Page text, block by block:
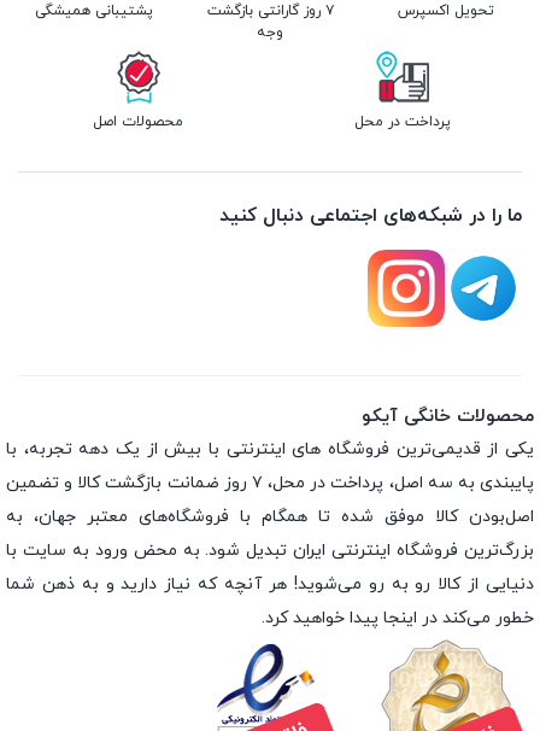
تحویل اکسپرس
۷ روز گارانتی بازگشت
وجه
پشتیبانی همیشگی
پرداخت در محل محصولات اصل
ما را در شبکه‌های اجتماعی دنبال کنید
محصولات خانگی آیکو
یکی از قدیمی‌ترین فروشگاه های اینترنتی با بیش از یک دهه تجربه، با
پایبندی به سه اصل، پرداخت در محل، ۷ روز ضمانت بازگشت کالا و تضمین
اصل‌بودن کالا موفق شده تا همگام با فروشگاه‌های معتبر جهان، به
بزرگ‌ترین فروشگاه اینترنتی ایران تبدیل شود. به محض ورود به سایت با
دنیایی از کالا رو به رو می‌شوید! هر آنچه که نیاز دارید و به ذهن شما
خطور می‌کند در اینجا پیدا خواهید کرد.